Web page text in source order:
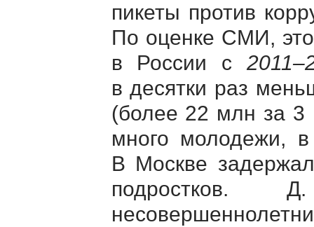
пикеты против
По оценке СМИ,
в России с
в десятки раз
(более 22 млн за 3
много молодежи,
В Москве